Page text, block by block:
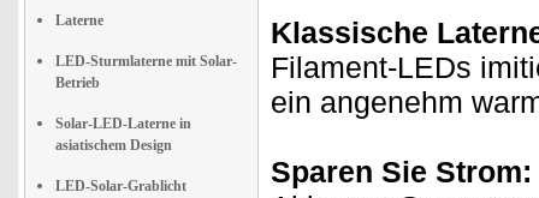
Laterne
LED-Sturmlaterne mit Solar-
Betrieb
Solar-LED-Laterne in
asiatischem Design
LED-Solar-Grablicht
Klassische
Filament-LEDs
ein angenehm
Sparen Sie Strom: